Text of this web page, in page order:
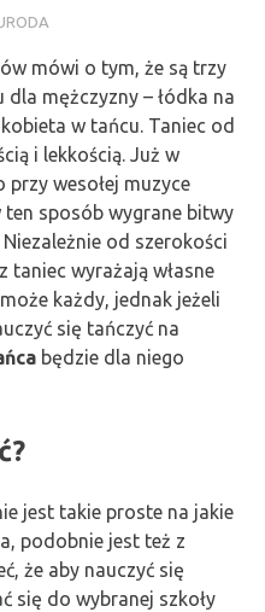
mówi o tym, że są trzy
dla mężczyzny – łódka na
w tańcu. Taniec od
i lekkością. Już w
wesołej muzyce
sposób wygrane bitwy
od szerokości
taniec wyrażają własne
każdy, jednak jeżeli
się tańczyć na
będzie dla niego
jest takie proste na jakie
podobnie jest też z
że aby nauczyć się
się do wybranej szkoły